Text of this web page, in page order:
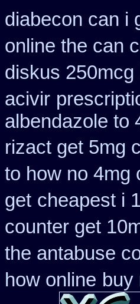
diabecon can i
online the can
diskus 250mcg
acivir
albendazole to
rizact get 5mg
to how no 4mg
get cheapest i
counter get
the antabuse
how online